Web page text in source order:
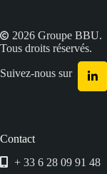
2026 Groupe BBU.
Tous droits réservés.
Suivez-nous sur
Contact
+ 33 6 28 09 91 48